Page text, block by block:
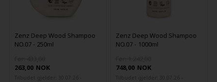
Zenz Deep Wood Shampoo
NO.07 - 250ml
263,00 NOK
Zenz Deep Wood Shampoo
NO.07 - 1000ml
748,00 NOK